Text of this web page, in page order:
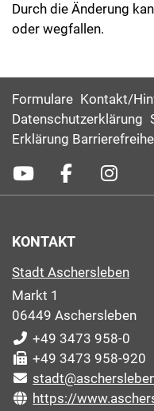
Durch die Änderung
oder wegfallen.
Formulare Kontakt/
Datenschutzerklärung
Erklärung
KONTAKT
Stadt Aschersleben
Markt 1
06449 Aschersleben
+49 3473 958-0
+49 3473 958-920
https://